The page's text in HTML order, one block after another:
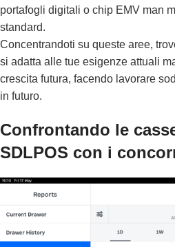
portafogli digitali o chip EMV man
standard.
Concentrandoti su queste aree,
si adatta alle tue esigenze attuali
crescita futura, facendo lavorare
in futuro.
Confrontando le
SDLPOS con i